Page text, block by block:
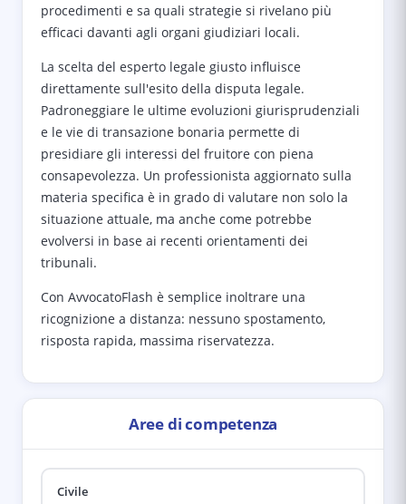
procedimenti e sa quali strategie si rivelano più
efficaci davanti agli organi giudiziari locali.
La scelta del esperto legale giusto influisce
direttamente sull'esito della disputa legale.
Padroneggiare le ultime evoluzioni giurisprudenziali
e le vie di transazione bonaria permette di
presidiare gli interessi del fruitore con piena
consapevolezza. Un professionista aggiornato sulla
materia specifica è in grado di valutare non solo la
situazione attuale, ma anche come potrebbe
evolversi in base ai recenti orientamenti dei
tribunali.
Con AvvocatoFlash è semplice inoltrare una
ricognizione a distanza: nessuno spostamento,
risposta rapida, massima riservatezza.
Aree di competenza
Civile